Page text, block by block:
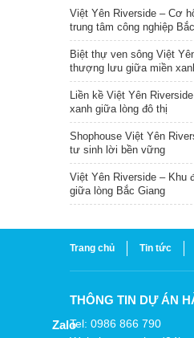
Việt Yên Riverside – Cơ
trung tâm công nghiệp
Biệt thự ven sông Việt
thượng lưu giữa miền
Liền kề Việt Yên
xanh giữa lòng đô thị
Shophouse Việt Yên
tư sinh lời bền vững
Việt Yên Riverside – Khu
giữa lòng Bắc Giang
Trang chủ Tin tức
THÔNG TIN DỰ ÁN
Tel: 0986 866 790
Zalo